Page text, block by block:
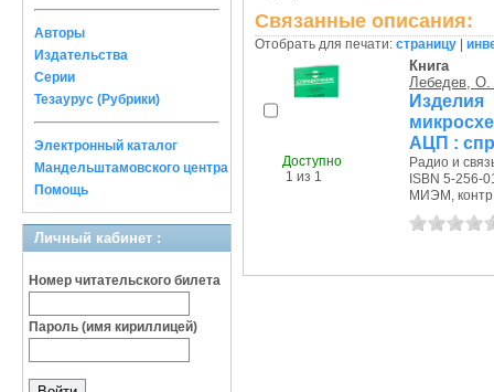
Авторы
Издательства
Серии
Тезаурус (Рубрики)
Электронный каталог
Мандельштамовского центра
Помощь
Личный кабинет :
Номер читательского билета
Пароль (имя кириллицей)
Связанные описания:
Отобрать для печати: страницу
Доступно
1 из 1
Книга
Лебедев,
АЦП :
Радио и
ISBN 5-256-
МИЭМ,